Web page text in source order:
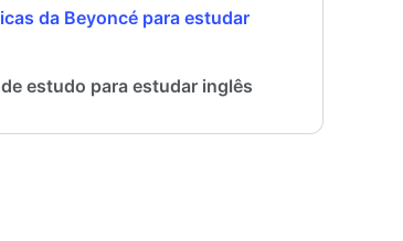
da Beyoncé para estudar
estudo para estudar inglês